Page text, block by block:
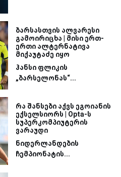
ბარსასთვის ალვარესი
გამოირიცხა | მისი ერთ-
ერთი ალტერნატივა
მიქაუტაძე იყო
ჰანსი ფლიკის
„ბარსელონას“...
რა შანსები აქვს ეგოიანის
ექსელსიორს | Opta-ს
სუპერკომპიუტერის
ვარაუდი
ნიდერლანდების
ჩემპიონატის...